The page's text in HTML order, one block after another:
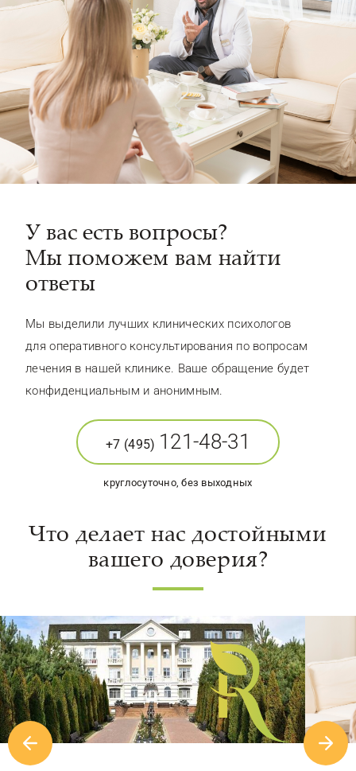
У вас есть вопросы?
Мы поможем вам найти
ответы
Мы выделили лучших клинических психологов
для оперативного консультирования по вопросам
лечения в нашей клинике. Ваше обращение будет
конфиденциальным и анонимным.
+7 (495) 121-48-31
круглосуточно, без выходных
Что делает нас достойными
вашего доверия?